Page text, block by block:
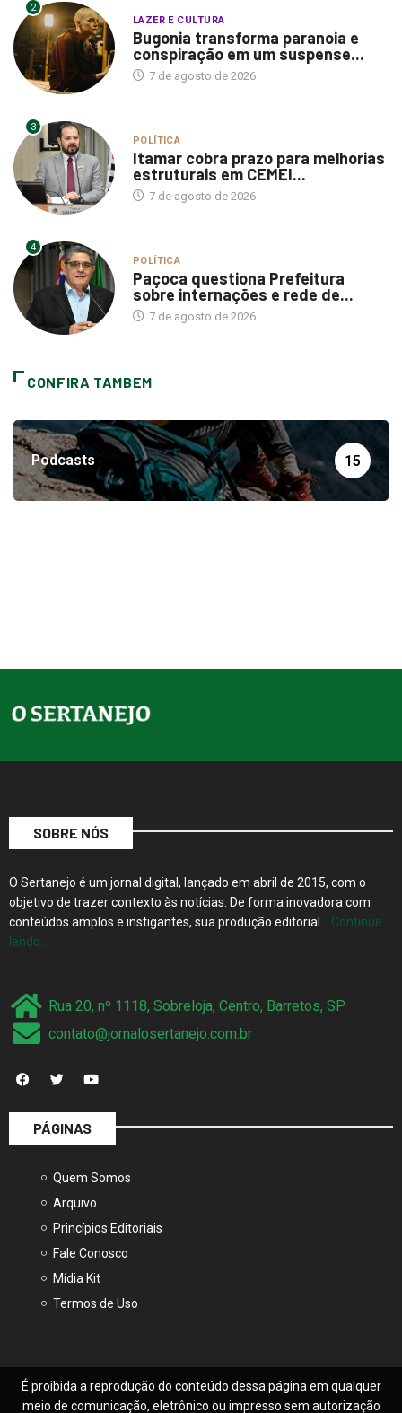
2
LAZER E CULTURA
Bugonia transforma paranoia e
conspiração em um suspense...
7 de agosto de 2026
3
POLÍTICA
Itamar cobra prazo para melhorias
estruturais em CEMEI...
7 de agosto de 2026
4
POLÍTICA
Paçoca questiona Prefeitura
sobre internações e rede de...
7 de agosto de 2026
CONFIRA TAMBEM
Podcasts 15
SOBRE NÓS
O Sertanejo é um jornal digital, lançado em abril de 2015, com o
objetivo de trazer contexto às notícias. De forma inovadora com
conteúdos amplos e instigantes, sua produção editorial… Continue
lendo…
Rua 20, nº 1118, Sobreloja, Centro, Barretos, SP
contato@jornalosertanejo.com.br
PÁGINAS
Quem Somos
Arquivo
Princípios Editoriais
Fale Conosco
Mídia Kit
Termos de Uso
É proibida a reprodução do conteúdo dessa página em qualquer
meio de comunicação, eletrônico ou impresso sem autorização